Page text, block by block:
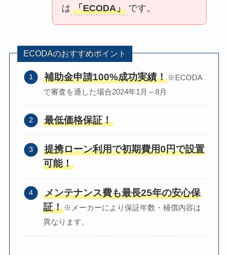
は 「ECODA」 です。
ECODAのおすすめポイント
補助金申請100%成功実績！※ECODA
で審査を通した場合2024年1月～8月
最低価格保証！
提携ローン利用で初期費用0円で設置
可能！
メンテナンス費も最長25年の安心保
証！※メーカーにより保証年数・補償内容は
異なります。